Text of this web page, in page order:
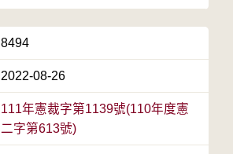
8494
2022-08-26
111年憲裁字第1139號(110年度憲
二字第613號)